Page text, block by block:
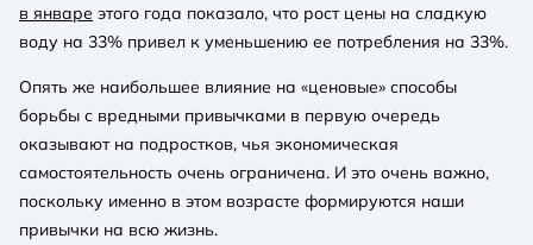
в январе этого года показало, что рост цены на сладкую
воду на 33% привел к уменьшению ее потребления на 33%.
Опять же наибольшее влияние на «ценовые» способы
борьбы с вредными привычками в первую очередь
оказывают на подростков, чья экономическая
самостоятельность очень ограничена. И это очень важно,
поскольку именно в этом возрасте формируются наши
привычки на всю жизнь.